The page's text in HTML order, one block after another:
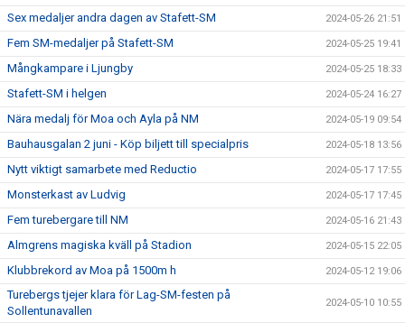
Sex medaljer andra dagen av Stafett-SM 2024-05-26 21:51
Fem SM-medaljer på Stafett-SM 2024-05-25 19:41
Mångkampare i Ljungby 2024-05-25 18:33
Stafett-SM i helgen 2024-05-24 16:27
Nära medalj för Moa och Ayla på NM 2024-05-19 09:54
Bauhausgalan 2 juni - Köp biljett till specialpris 2024-05-18 13:56
Nytt viktigt samarbete med Reductio 2024-05-17 17:55
Monsterkast av Ludvig 2024-05-17 17:45
Fem turebergare till NM 2024-05-16 21:43
Almgrens magiska kväll på Stadion 2024-05-15 22:05
Klubbrekord av Moa på 1500m h 2024-05-12 19:06
Turebergs tjejer klara för Lag-SM-festen på
Sollentunavallen
2024-05-10 10:55